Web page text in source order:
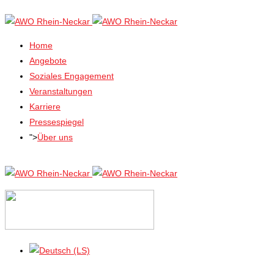
Home
Angebote
Soziales Engagement
Veranstaltungen
Karriere
Pressespiegel
">Über uns